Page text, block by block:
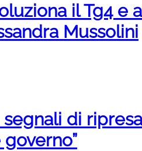
il Tg4 e
Mussolini
di